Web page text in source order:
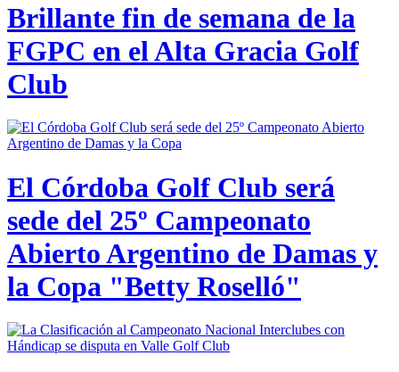
Brillante fin de semana de la
FGPC en el Alta Gracia Golf
Club
El Córdoba Golf Club será
sede del 25º Campeonato
Abierto Argentino de Damas y
la Copa "Betty Roselló"